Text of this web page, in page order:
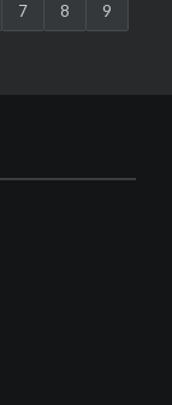
7 8 9